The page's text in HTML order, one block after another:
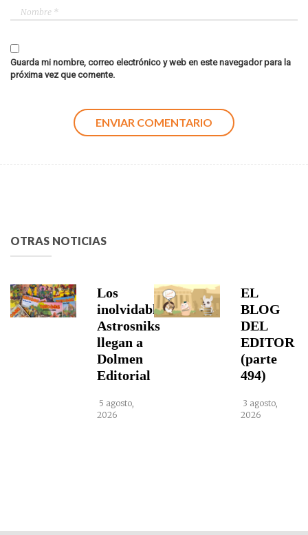
Guarda mi nombre, correo electrónico y web en este navegador para la
próxima vez que comente.
OTRAS NOTICIAS
Los
inolvidables
Astrosniks
llegan a
Dolmen
Editorial
5 agosto,
2026
EL
BLOG
DEL
EDITOR
(parte
494)
3 agosto,
2026